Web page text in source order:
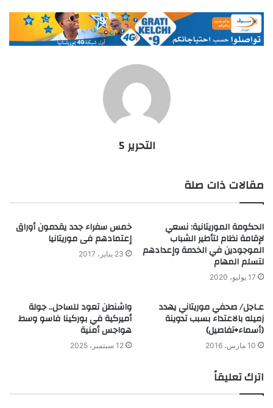
التحرير 5
مقالات ذات صلة
الحكومة الموريتانية: نسعي
لإقامة نظام لتأطير الشباب
الموجودين في الخدمة وإعدادهم
لتسلم المهام
17 يوليو، 2020
خمس سفراء جدد يقدمون أوراق
إعتمادهم فى موريتانيا
23 يناير، 2017
عـاجل/ صحفي موريتاني يهدد
زميله بالاعتداء بسبب تدوينة
(أسماء+تفاصيل)
10 مارس، 2016
واشنطن تعود للساحل.. جولة
أميركية في بوركينا فاسو وسط
هواجس أمنية
12 سبتمبر، 2025
اترك تعليقاً